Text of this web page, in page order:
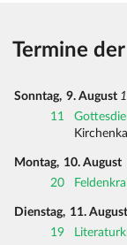
Termine
Sonntag, 9. August
11
Montag, 10. August
20
Dienstag, 11. August
19